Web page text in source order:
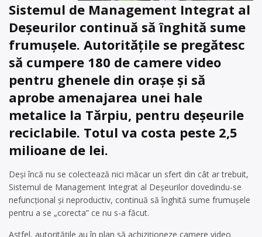
Sistemul de Management Integrat al
Deșeurilor continuă să înghită sume
frumușele. Autoritățile se pregătesc
să cumpere 180 de camere video
pentru ghenele din orașe și să
aprobe amenajarea unei hale
metalice la Tărpiu, pentru deșeurile
reciclabile. Totul va costa peste 2,5
milioane de lei.
Deși încă nu se colectează nici măcar un sfert din cât ar trebuit,
Sistemul de Management Integrat al Deșeurilor dovedindu-se
nefuncțional și neproductiv, continuă să înghită sume frumușele
pentru a se „corecta” ce nu s-a făcut.
Astfel, autoritățile au în plan să achiziționeze camere video